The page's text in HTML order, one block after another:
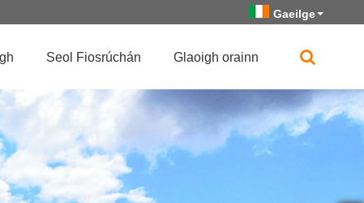
Gaeilge
Seol Fiosrúchán Glaoigh orainn